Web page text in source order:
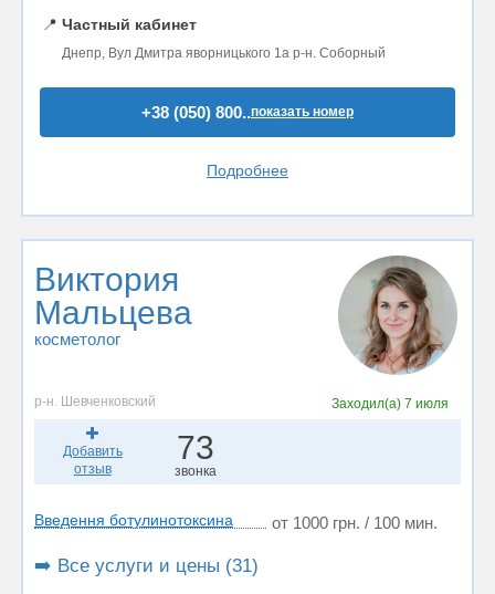
📍 Частный кабинет
Днепр, Вул Дмитра яворницького 1а р-н. Соборный
+38 (050) 800..показать номер
Подробнее
Виктория
Мальцева
косметолог
р-н. Шевченковский Заходил(а) 7 июля
Добавить
отзыв
73
звонка
Введення ботулинотоксина от 1000 грн. / 100 мин.
➡️ Все услуги и цены (31)